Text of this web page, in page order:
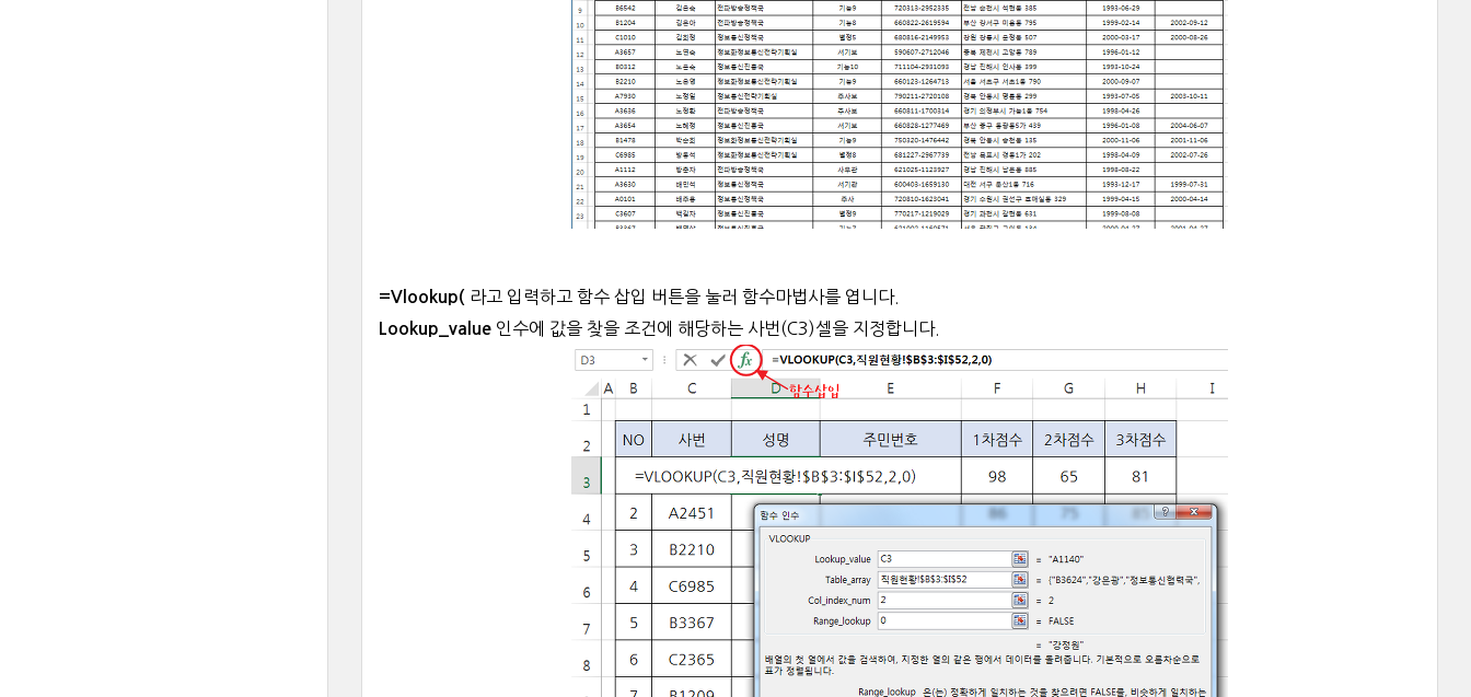
=Vlookup( 라고 입력하고 함수 삽입 버튼을 눌러 함수마법사를 엽니다.
Lookup_value 인수에 값을 찾을 조건에 해당하는 사번(C3)셀을 지정합니다.